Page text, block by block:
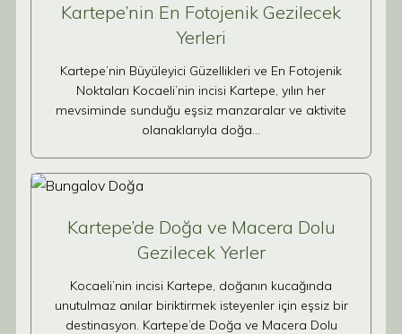
Kartepe’nin En Fotojenik Gezilecek
Yerleri
Kartepe’nin Büyüleyici Güzellikleri ve En Fotojenik
Noktaları Kocaeli’nin incisi Kartepe, yılın her
mevsiminde sunduğu eşsiz manzaralar ve aktivite
olanaklarıyla doğa…
Kartepe’de Doğa ve Macera Dolu
Gezilecek Yerler
Kocaeli’nin incisi Kartepe, doğanın kucağında
unutulmaz anılar biriktirmek isteyenler için eşsiz bir
destinasyon. Kartepe’de Doğa ve Macera Dolu